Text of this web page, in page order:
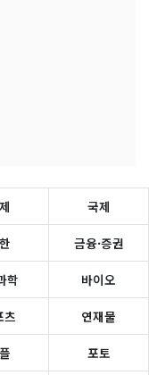
국제
금융·증권
학 바이오
츠 연재물
포토